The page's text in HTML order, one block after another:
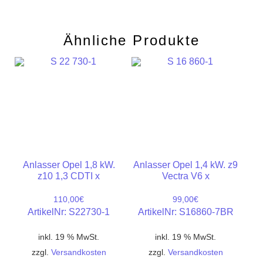
Ähnliche Produkte
Anlasser Opel 1,8 kW.
z10 1,3 CDTI x
110,00€
ArtikelNr: S22730-1
inkl. 19 % MwSt.
zzgl. Versandkosten
Anlasser Opel 1,4 kW. z9
Vectra V6 x
99,00€
ArtikelNr: S16860-7BR
inkl. 19 % MwSt.
zzgl. Versandkosten